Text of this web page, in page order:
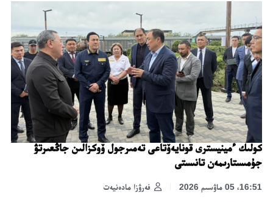
كولىك ءمينيسترى قونايەۆتاعى تەمىرجول ۆوكزالىن جاڭعىرتۋ
جۇمىستارىمەن تانىستى
فەرۋزا مادەنيەت 16:51، 05 ماۋسىم 2026